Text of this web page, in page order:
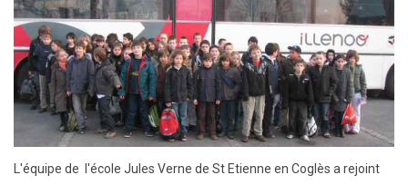
celles
de
Domloup
L'équipe de l'école Jules Verne de St Etienne en Coglès a rejoint